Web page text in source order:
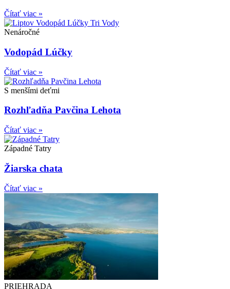
Čítať viac »
Nenáročné
Vodopád Lúčky
Čítať viac »
S menšími deťmi
Rozhľadňa Pavčina Lehota
Čítať viac »
Západné Tatry
Žiarska chata
Čítať viac »
PRIEHRADA